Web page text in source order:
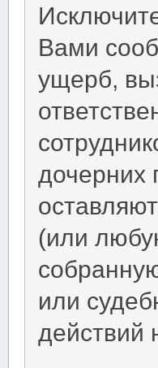
Вами
ущерб,
дочерних
(или
или
действий